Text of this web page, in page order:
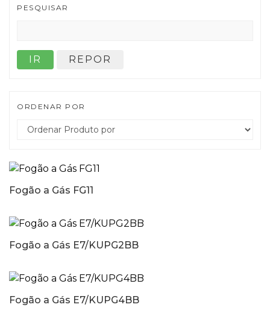
PESQUISAR
ORDENAR POR
Fogão a Gás FG11
Fogão a Gás E7/KUPG2BB
Fogão a Gás E7/KUPG4BB